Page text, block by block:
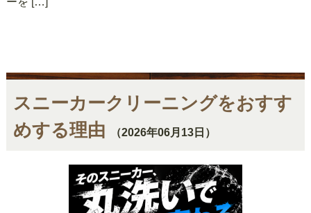
スニーカークリーニングをおすす
めする理由
（2026年06月13日）